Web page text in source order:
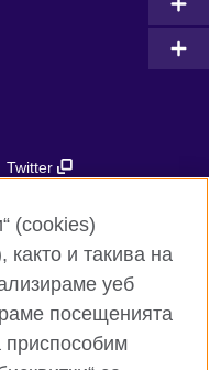
Twitter
YouTube
RSS
(cookies)
както и такива на
уеб
посещенията
приспособим